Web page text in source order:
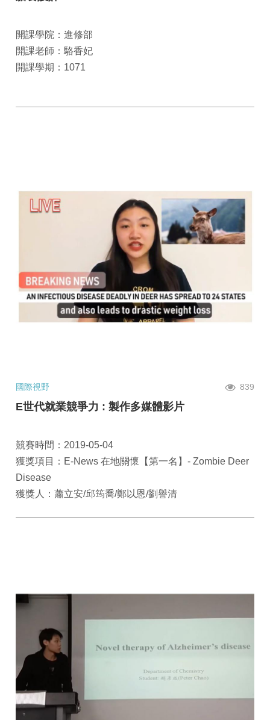
開課學院：進修部
開課老師：駱香妃
開課學期：1071
國際視野 839
E世代就業競爭力 : 製作多媒體影片
競賽時間：2019-05-04
獲獎項目：E-News 在地關懷【第一名】- Zombie Deer
Disease
獲獎人：蕭立安/邱筠喬/鄭以恩/劉譽清